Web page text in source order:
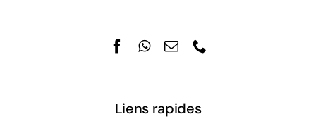
Liens rapides